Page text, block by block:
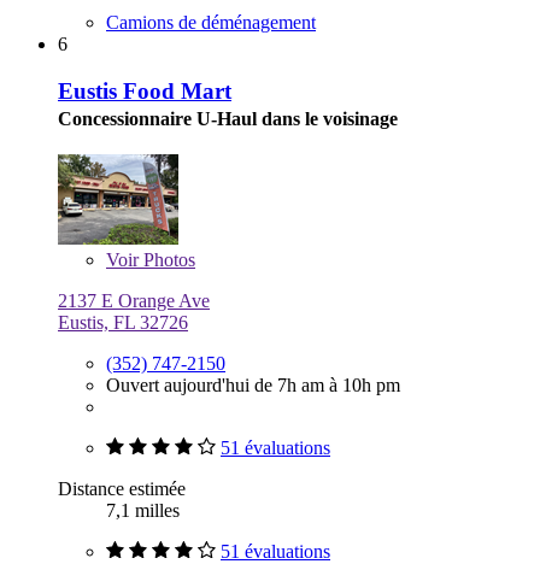
Camions de déménagement
6
Eustis Food Mart
Concessionnaire U-Haul dans le voisinage
VoirPhotos
2137 E Orange Ave
Eustis, FL 32726
(352) 747-2150
Ouvert aujourd'hui de 7h am à 10h pm
51 évaluations
Distance estimée
7,1 milles
51 évaluations